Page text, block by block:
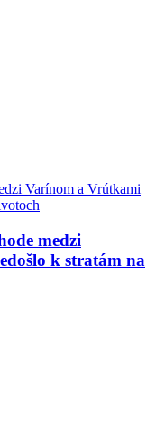
medzi
k stratám na